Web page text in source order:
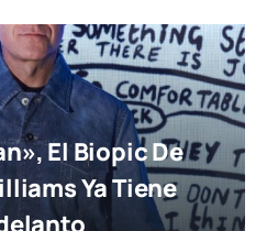
El Biopic De
Ya Tiene